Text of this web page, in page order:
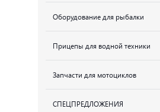
Оборудование для рыбалки
Прицепы для водной техники
Запчасти для мотоциклов
СПЕЦПРЕДЛОЖЕНИЯ